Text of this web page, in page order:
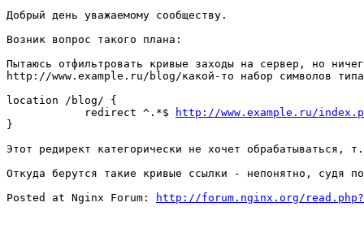
Добрый день уважаемому сообществу.
Возник вопрос такого плана:
Пытаюсь отфильтровать кривые заходы на сервер, но
httр://www.example.ru/blog/какой-то набор символов типа /
location /blog/ {
            redirect ^.*$
http://www.example.ru/
}
Этот редирект категорически не хочет обрабатываться,
Откуда берутся такие кривые ссылки - непонятно, судя
Posted at Nginx Forum:
http://forum.nginx.org/